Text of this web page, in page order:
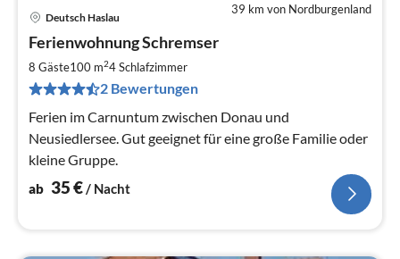
39 km von Nordburgenland
Deutsch Haslau
Ferienwohnung Schremser
8 Gäste100 m24Schlafzimmer
2 Bewertungen
Ferien im Carnuntum zwischen Donau und
Neusiedlersee. Gut geeignet für eine große Familie oder
kleine Gruppe.
ab 35€/ Nacht